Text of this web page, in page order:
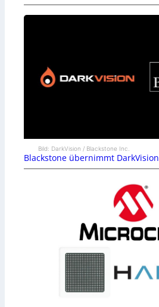
Bild: DarkVision / Blackstone Inc.
Blackstone übernimmt DarkVision